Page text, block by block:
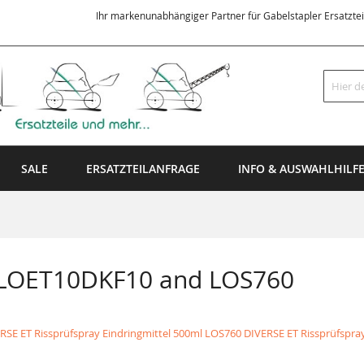
Ihr markenunabhängiger Partner für Gabelstapler
Suche
SALE ERSATZTEILANFRAGE INFO & AUSWAHLHILFE
and LOS760
ET Rissprüfspray Eindringmittel 500ml LOS760 DIVERSE ET